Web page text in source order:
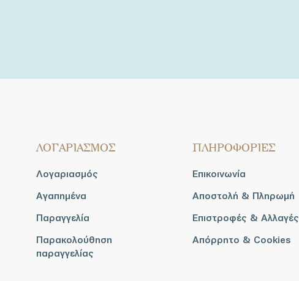
ΛΟΓΑΡΙΑΣΜΟΣ
Λογαριασμός
Αγαπημένα
Παραγγελία
Παρακολούθηση
παραγγελίας
ΠΛΗΡΟΦΟΡΙΕΣ
Επικοινωνία
Αποστολή & Πληρωμή
Επιστροφές & Αλλαγές
Απόρρητο & Cookies